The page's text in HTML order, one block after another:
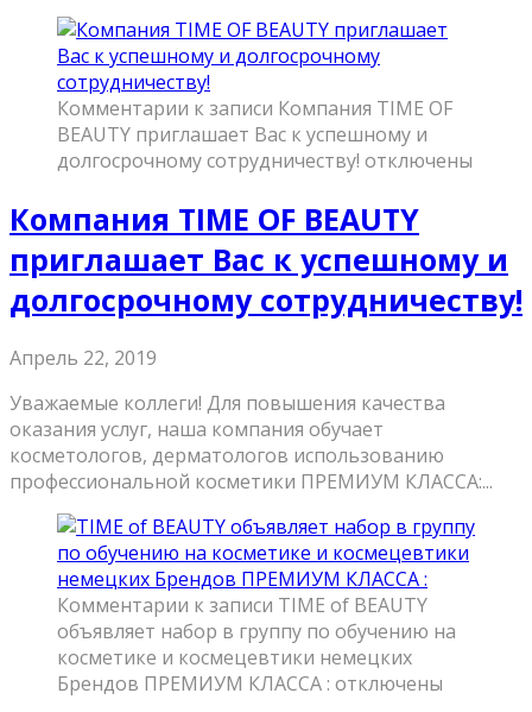
Комментарии к записи Компания TIME OF
BEAUTY приглашает Вас к успешному и
долгосрочному сотрудничеству! отключены
Компания TIME OF BEAUTY
приглашает Вас к успешному и
долгосрочному сотрудничеству!
Апрель 22, 2019
Уважаемые коллеги! Для повышения качества
оказания услуг, наша компания обучает
косметологов, дерматологов использованию
профессиональной косметики ПРЕМИУМ КЛАССА:...
Комментарии к записи TIME of BEAUTY
объявляет набор в группу по обучению на
косметике и космецевтики немецких
Брендов ПРЕМИУМ КЛАССА : отключены